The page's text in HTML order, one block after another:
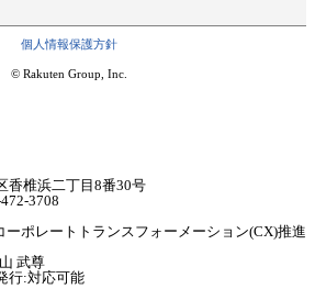
個人情報保護方針
© Rakuten Group, Inc.
香椎浜二丁目8番30号
3708
ーポレートトランスフォーメーション(CX)推進
武尊
行:対応可能